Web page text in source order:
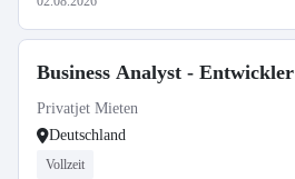
Business Analyst - Entwickler
Privatjet Mieten
Deutschland
Vollzeit